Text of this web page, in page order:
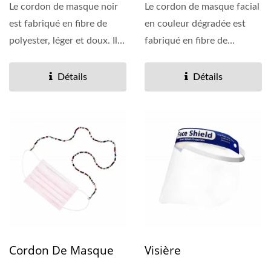
Le cordon de masque noir
est fabriqué en fibre de
polyester, léger et doux. Il
Détails
Le cordon de masque facial
en couleur dégradée est
fabriqué en fibre de
Détails
Cordon De Masque
Visière